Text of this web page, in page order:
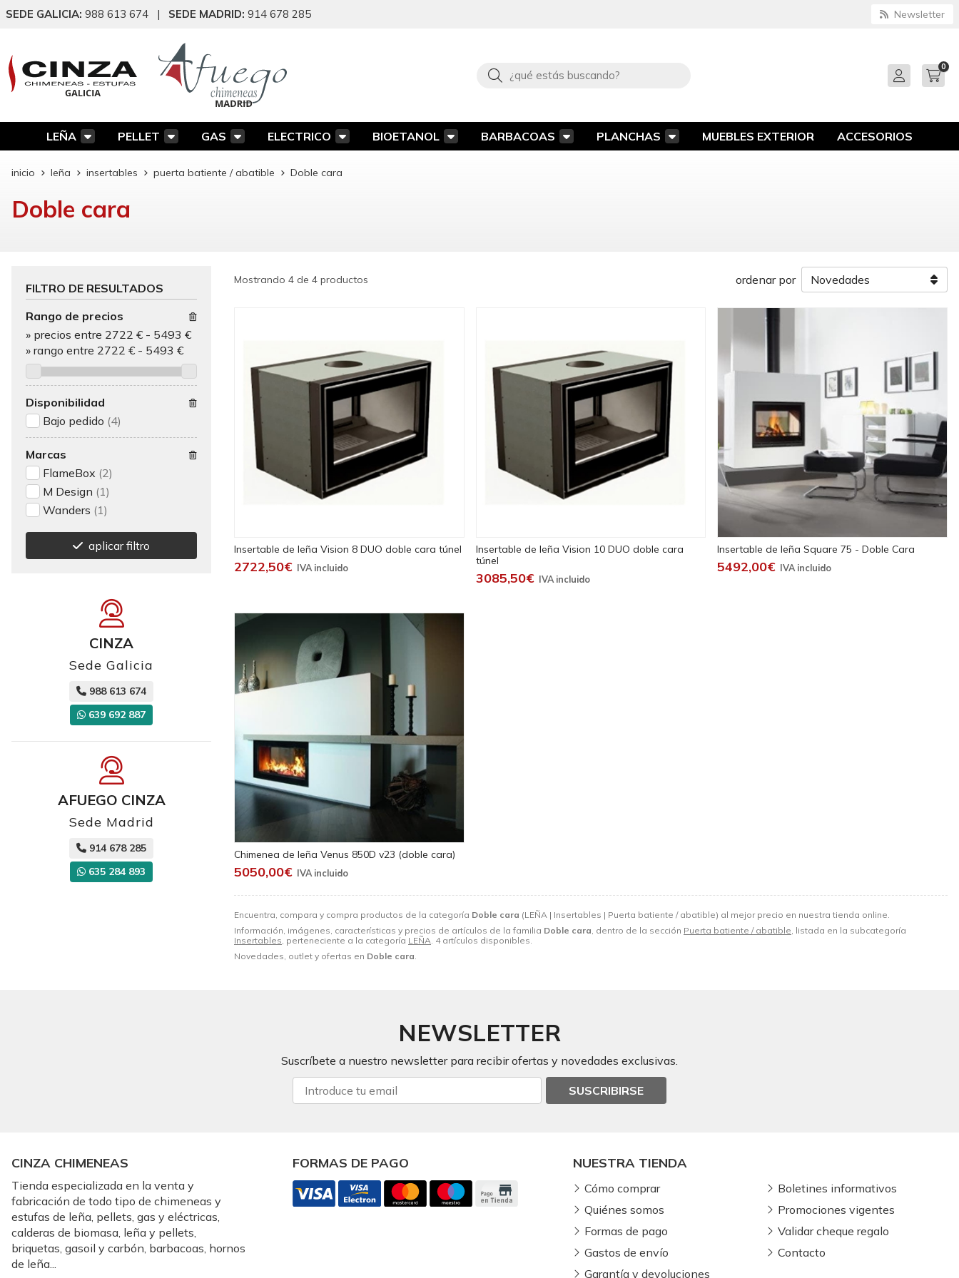
SEDE GALICIA: 988 613 674 | SEDE MADRID: 914 678 285 Newsletter
Buscar 0
LEÑA PELLET GAS ELECTRICO BIOETANOL BARBACOAS PLANCHAS MUEBLES EXTERIOR ACCESORIOS
inicio leña insertables puerta batiente / abatible Doble cara
Doble cara
Encuentra, compara y compra productos de la categoría Doble cara (LEÑA | Insertables | Puerta batiente / abatible) al mejor precio en nuestra tienda online.
Información, imágenes, características y precios de artículos de la familia Doble cara , dentro de la sección Puerta batiente / abatible , listada en la subcategoría
Insertables , perteneciente a la categoría LEÑA . 4 artículos disponibles.
Novedades, outlet y ofertas en Doble cara
Mostrando 4 de 4 productos ordenar por
Insertable de leña Vision 8 DUO doble cara túnel
2722,50€
Insertable de leña Vision 10 DUO doble cara
túnel
3085,50€
Insertable de leña Square 75 - Doble Cara
5492,00€
Chimenea de leña Venus 850D v23 (doble cara)
5050,00€
FILTRO DE RESULTADOS
Rango de precios
» precios entre 2722 € - 5493 €
» rango entre 2722 € - 5493 €
Disponibilidad
Bajo pedido (4)
Marcas
FlameBox (2)
M Design (1)
Wanders (1)
aplicar filtro
CINZA
Sede Galicia
988 613 674
639 692 887
AFUEGO CINZA
Sede Madrid
914 678 285
635 284 893
NEWSLETTER
Suscríbete a nuestro newsletter para recibir ofertas y novedades exclusivas.
SUSCRIBIRSE
CINZA CHIMENEAS
Tienda especializada en la venta y
fabricación de todo tipo de chimeneas y
estufas de leña, pellets, gas y eléctricas,
calderas de biomasa, leña y pellets,
briquetas, gasoil y carbón, barbacoas, hornos
de leña...
FORMAS DE PAGO NUESTRA TIENDA
Cómo comprar
Quiénes somos
Formas de pago
Gastos de envío
Garantía y devoluciones
Boletines informativos
Promociones vigentes
Validar cheque regalo
Contacto